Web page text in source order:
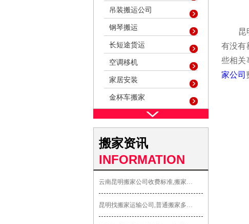
吊装搬运公司
钢琴搬运
长短途货运
空调移机
家居安装
金杯车搬家
搬家资讯
INFORMATION
云南昆明搬家公司收费标准,搬家…
昆明找搬家运输公司,普通搬家多…
昆明
有没有
些相关
家公司